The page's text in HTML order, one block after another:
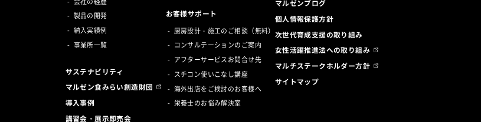
製品の開発
納入実績例
事業所一覧
サステナビリティ
マルゼン食みらい創造財団
導入事例
講習会・展示即売会
お客様サポート
厨房設計・施工のご相談（無料）
コンサルテーションのご案内
アフターサービスお問合せ先
スチコン使いこなし講座
海外出店をご検討のお客様へ
栄養士のお悩み解決室
マルゼンブログ
個人情報保護方針
次世代育成支援の取り組み
女性活躍推進法への取り組み
マルチステークホルダー方針
サイトマップ